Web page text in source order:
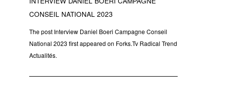
CONSEIL NATIONAL 2023
The post Interview Daniel Boeri Campagne Conseil
National 2023 first appeared on Forks.Tv Radical Trend
Actualités.